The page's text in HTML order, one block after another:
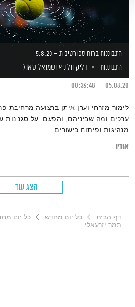
התבוננות ברוח ספורטיבית – 5.8.20
התבוננות
דליק ווליניץ ושמואל שאול
05.08.20
00:36:48
לימור מזרחי וערן איתן ברצועה מרחיבת
ערכים ומה שביניהם, והפעם: על סגנונות
מנהיגות ופיתוח כישורים.
אודיו
הצג עוד
דף הבית כל יום מחדש
תמר יזרעאלי